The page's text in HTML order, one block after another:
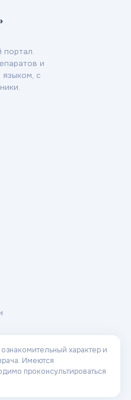
портал.
и
языком, с
характер и
Имеются
проконсультироваться